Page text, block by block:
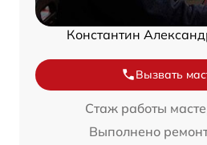
Константин
Вызвать
Стаж работы
Выполнено